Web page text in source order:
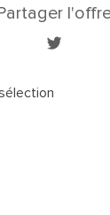
Leaflet| ©